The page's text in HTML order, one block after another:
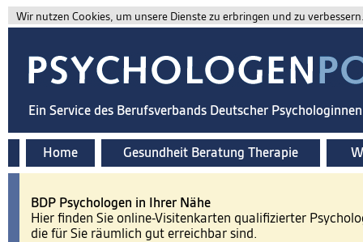
Wir nutzen Cookies, um unsere Dienste zu erbringen und zu
Ein Service des Berufsverbands Deutscher
Home Gesundheit Beratung Therapie
BDP Psychologen in Ihrer Nähe
Hier finden Sie online-Visitenkarten qualifizierter
die für Sie räumlich gut erreichbar sind.